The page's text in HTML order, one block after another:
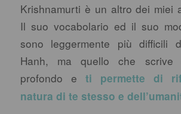
Krishnamurti è un altro dei miei
Il suo vocabolario ed il suo
sono leggermente più difficili
Hanh, ma quello che scrive
profondo e ti permette di
natura di te stesso e